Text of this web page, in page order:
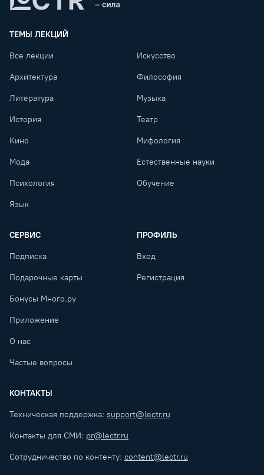
ТЕМЫ ЛЕКЦИЙ
Все лекции Искусство
Архитектура Философия
Литература Музыка
История Театр
Кино Мифология
Мода Естественные науки
Психология Обучение
Язык
СЕРВИС
Подписка
Подарочные карты
Бонусы Много.ру
Приложение
О нас
Частые вопросы
ПРОФИЛЬ
Вход
Регистрация
КОНТАКТЫ
Техническая поддержка: support@lectr.ru
Контакты для СМИ: pr@lectr.ru
Сотрудничество по контенту: content@lectr.ru